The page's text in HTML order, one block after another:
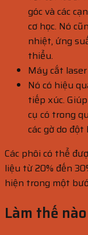
góc và các
cơ học. Nó
nhiệt, ứng
thiểu.
Máy cắt
Nó có hiệu
tiếp xúc.
cụ có trong
các gờ do
Các phôi có thể
liệu từ 20% đến
hiện trong một
Làm thế